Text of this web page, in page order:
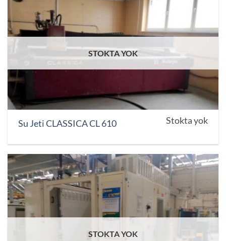
STOKTA YOK
Su Jeti CLASSICA CL 610 Stokta yok
STOKTA YOK